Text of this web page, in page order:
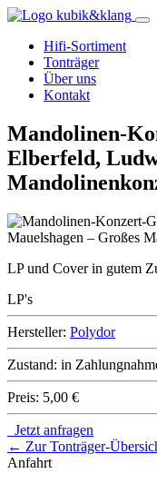
Hifi-Sortiment
Tonträger
Über uns
Kontakt
Mandolinen-
Elberfeld,
LP und Cover in gutem
LP's
Hersteller: Polydor
Zustand: in
Preis: 5,00 €
Jetzt anfragen
← Zur Tonträger-
Anfahrt